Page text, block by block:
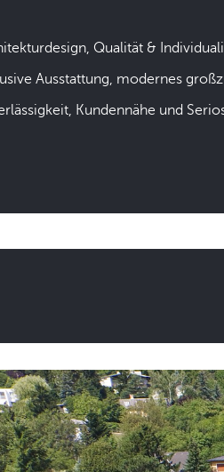
Qualität &
Ausstattung, modernes
Kundennähe und